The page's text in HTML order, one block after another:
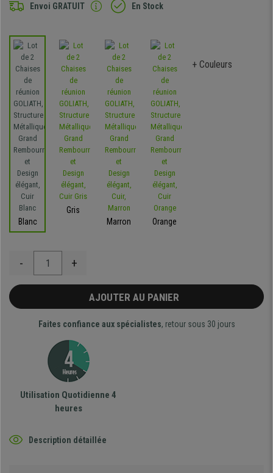
Envoi GRATUIT En Stock
Blanc
Gris
Marron
Orange
+ Couleurs
- +
AJOUTER AU PANIER
Faites confiance aux spécialistes, retour sous 30 jours
Utilisation Quotidienne 4
heures
Description détaillée